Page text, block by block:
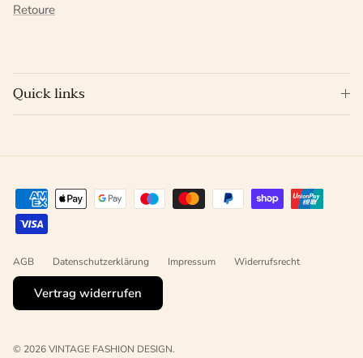
Retoure
Quick links
AGB Datenschutzerklärung Impressum Widerrufsrecht
Vertrag widerrufen
© 2026VINTAGE FASHION DESIGN.